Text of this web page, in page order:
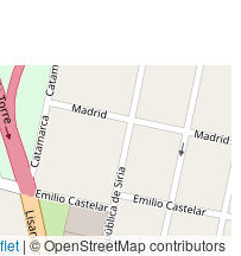
| © OpenStreetMap contributors